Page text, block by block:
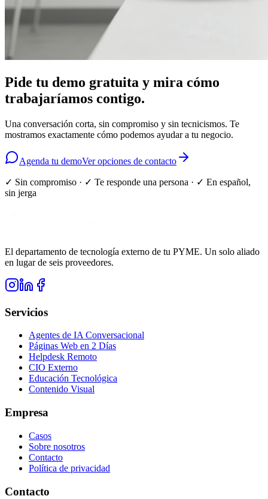
Pide tu demo gratuita y mira cómo
trabajaríamos contigo.
Una conversación corta, sin compromiso y sin tecnicismos. Te
mostramos exactamente cómo podemos ayudar a tu negocio.
Agenda tu demoVer opciones de contacto
✓ Sin compromiso · ✓ Te responde una persona · ✓ En español,
sin jerga
El departamento de tecnología externo de tu PYME. Un solo aliado
en lugar de seis proveedores.
Servicios
Agentes de IA Conversacional
Páginas Web en 2 Días
Helpdesk Remoto
CIO Externo
Educación Tecnológica
Contenido Visual
Empresa
Casos
Sobre nosotros
Contacto
Política de privacidad
Contacto